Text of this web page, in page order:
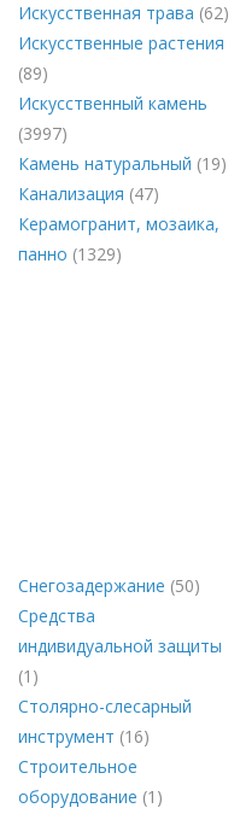
Искусственная трава (62)
Искусственные растения
(89)
Искусственный камень
(3997)
Камень натуральный (19)
Канализация (47)
Керамогранит, мозаика,
панно (1329)
Снегозадержание (50)
Средства
индивидуальной защиты
(1)
Столярно-слесарный
инструмент (16)
Строительное
оборудование (1)